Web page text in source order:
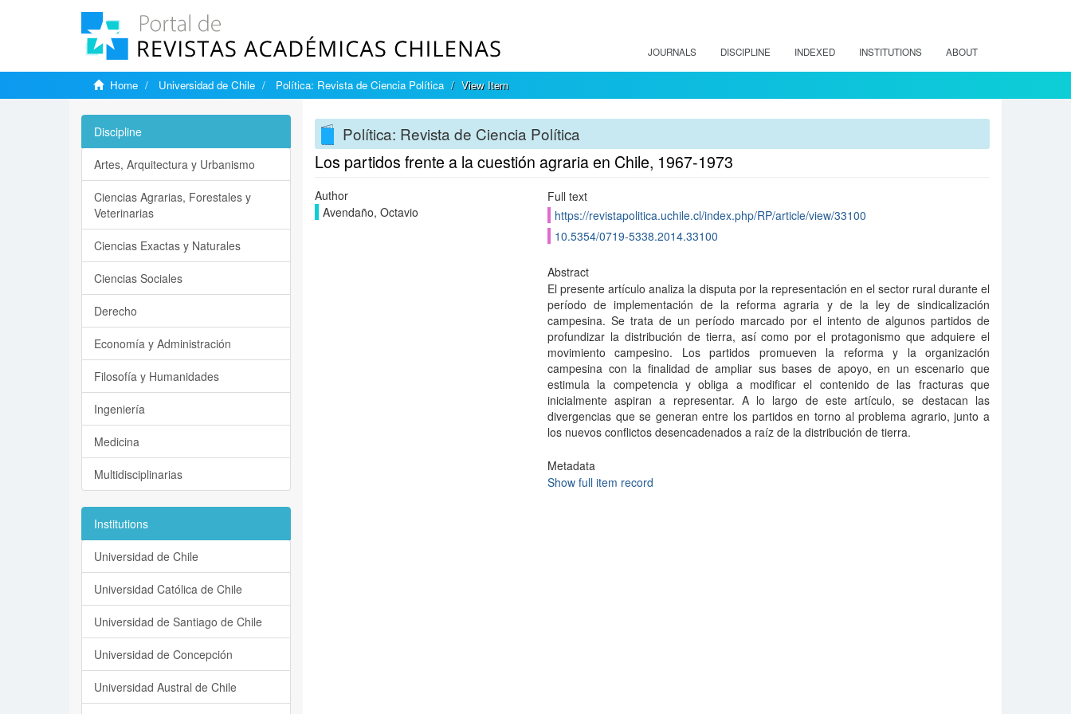
JOURNALS DISCIPLINE INDEXED INSTITUTIONS ABOUT
Home Universidad de Chile Política: Revista de Ciencia Política View Item
Política: Revista de Ciencia Política
Los partidos frente a la cuestión agraria en Chile, 1967-1973
Author
Avendaño, Octavio
Full text
https://revistapolitica.uchile.cl/index.php/RP/article/view/33100
10.5354/0719-5338.2014.33100
Abstract
El presente artículo analiza la disputa por la representación en el sector rural durante el
período de implementación de la reforma agraria y de la ley de sindicalización
campesina. Se trata de un período marcado por el intento de algunos partidos de
profundizar la distribución de tierra, así como por el protagonismo que adquiere el
movimiento campesino. Los partidos promueven la reforma y la organización
campesina con la finalidad de ampliar sus bases de apoyo, en un escenario que
estimula la competencia y obliga a modificar el contenido de las fracturas que
inicialmente aspiran a representar. A lo largo de este artículo, se destacan las
divergencias que se generan entre los partidos en torno al problema agrario, junto a
los nuevos conflictos desencadenados a raíz de la distribución de tierra.
Metadata
Show full item record
Discipline
Artes, Arquitectura y Urbanismo
Ciencias Agrarias, Forestales y
Veterinarias
Ciencias Exactas y Naturales
Ciencias Sociales
Derecho
Economía y Administración
Filosofía y Humanidades
Ingeniería
Medicina
Multidisciplinarias
Institutions
Universidad de Chile
Universidad Católica de Chile
Universidad de Santiago de Chile
Universidad de Concepción
Universidad Austral de Chile